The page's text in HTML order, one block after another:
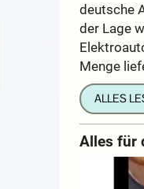
deutsche
der Lage
Menge
ALLES
Alles für